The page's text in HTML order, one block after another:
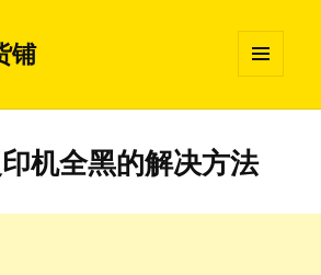
铺
挂件
机全黑的解决方法